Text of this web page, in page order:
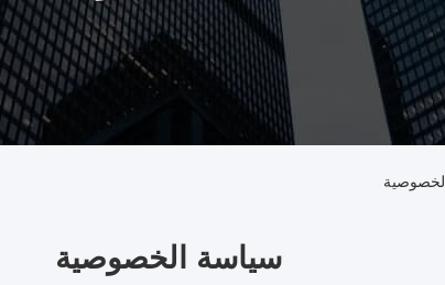
سياسة الخصوصية